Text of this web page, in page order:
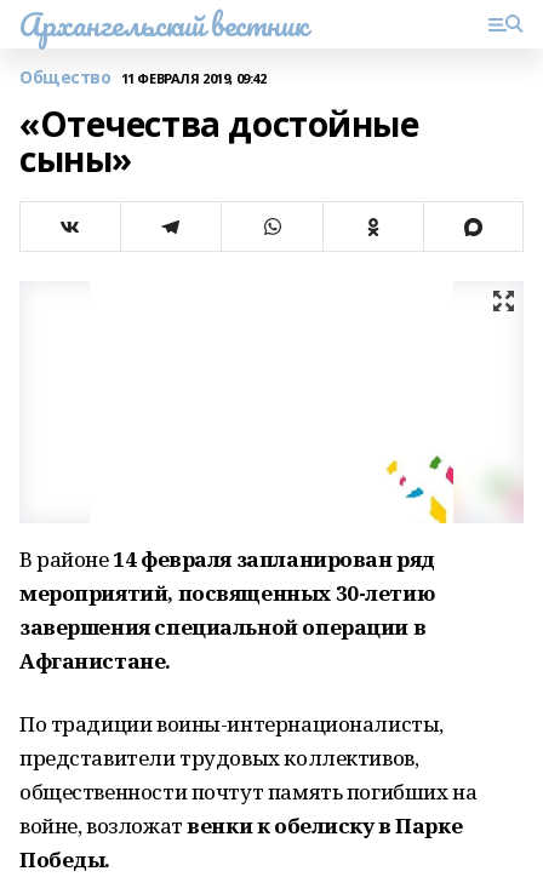
Архангельский вестник
Общество 11 ФЕВРАЛЯ 2019, 09:42
«Отечества достойные
сыны»
В районе14 февраля запланирован ряд
мероприятий, посвященных 30-летию
завершения специальной операции в
Афганистане.
По традиции воины-интернационалисты,
представители трудовых коллективов,
общественности почтут память погибших на
войне, возложатвенки к обелиску в Парке
Победы.